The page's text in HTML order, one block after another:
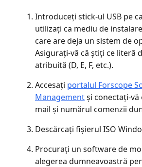
Introduceți stick-ul USB pe
utilizați ca mediu de
care are deja un sistem de
Asigurați-vă că știți ce literă
atribuită (D, E, F, etc.).
Accesați portalul Forscope
Managementși conectați-vă
mail și numărul comenzii
Descărcați fișierul ISO
Procurați un software de
alegerea dumneavoastră